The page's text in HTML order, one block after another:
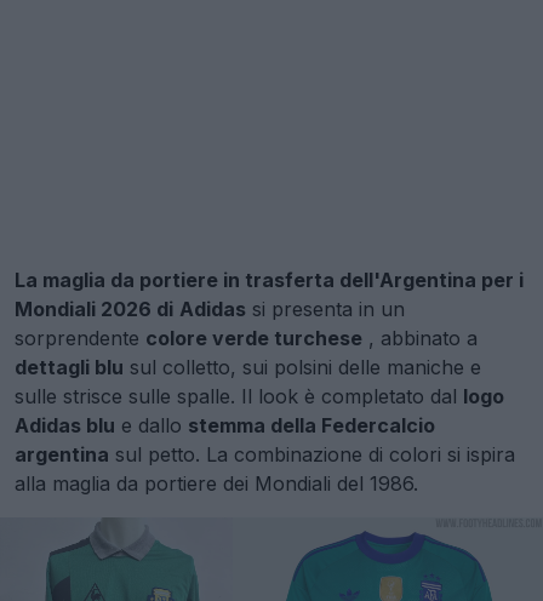
La maglia da portiere in trasferta dell'Argentina per i
Mondiali 2026 di Adidas si presenta in un
sorprendente colore verde turchese , abbinato a
dettagli blu sul colletto, sui polsini delle maniche e
sulle strisce sulle spalle. Il look è completato dal logo
Adidas blu e dallo stemma della Federcalcio
argentina sul petto. La combinazione di colori si ispira
alla maglia da portiere dei Mondiali del 1986.